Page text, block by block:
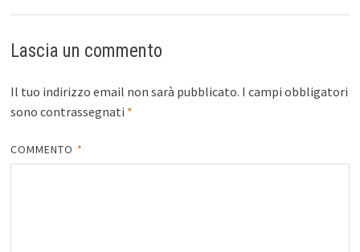
Lascia un commento
Il tuo indirizzo email non sarà pubblicato. I campi obbligatori
sono contrassegnati *
COMMENTO *